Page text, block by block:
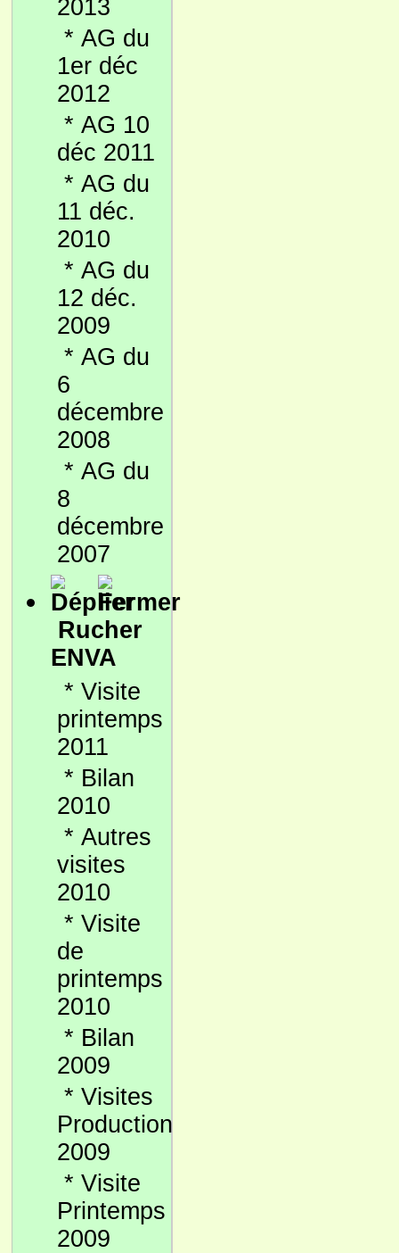
2013
* AG du
1er déc
2012
* AG 10
déc 2011
* AG du
11 déc.
2010
* AG du
12 déc.
2009
* AG du
6
décembre
2008
* AG du
8
décembre
2007
Rucher
ENVA
* Visite
printemps
2011
* Bilan
2010
* Autres
visites
2010
* Visite
de
printemps
2010
* Bilan
2009
* Visites
Production
2009
* Visite
Printemps
2009